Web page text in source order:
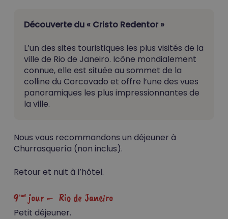
Votre panier est vide.
Go To Shop
Découverte du « Cristo Redentor »
L’un des sites touristiques les plus visités de la
ville de Rio de Janeiro. Icône mondialement
connue, elle est située au sommet de la
colline du Corcovado et offre l’une des vues
panoramiques les plus impressionnantes de
la ville.
Nous vous recommandons un déjeuner à
Churrasquería (non inclus).
Retour et nuit à l’hôtel.
9emejour – Rio de Janeiro
Petit déjeuner.